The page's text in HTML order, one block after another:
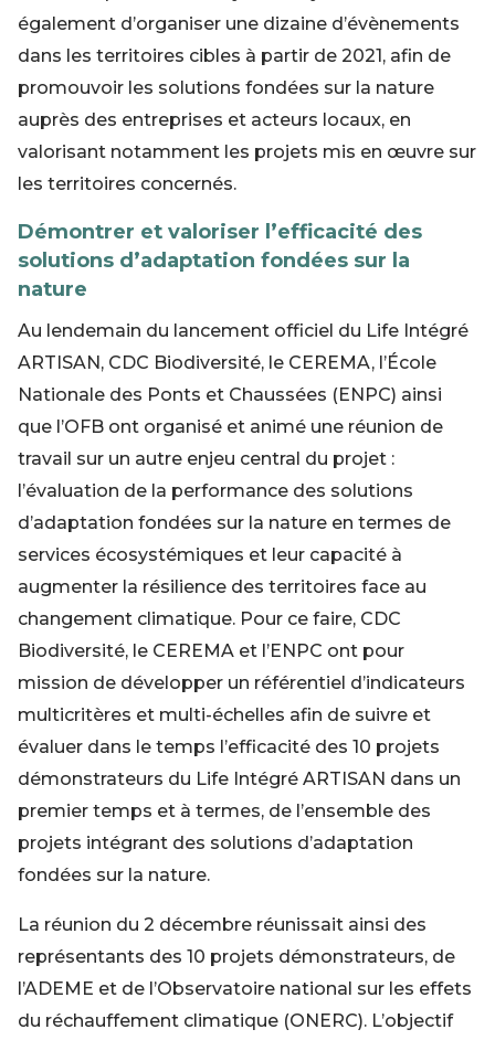
également d’organiser une dizaine d’évènements
dans les territoires cibles à partir de 2021, afin de
promouvoir les solutions fondées sur la nature
auprès des entreprises et acteurs locaux, en
valorisant notamment les projets mis en œuvre sur
les territoires concernés.
Démontrer et valoriser l’efficacité des
solutions d’adaptation fondées sur la
nature
Au lendemain du lancement officiel du Life Intégré
ARTISAN, CDC Biodiversité, le CEREMA, l’École
Nationale des Ponts et Chaussées (ENPC) ainsi
que l’OFB ont organisé et animé une réunion de
travail sur un autre enjeu central du projet :
l’évaluation de la performance des solutions
d’adaptation fondées sur la nature en termes de
services écosystémiques et leur capacité à
augmenter la résilience des territoires face au
changement climatique. Pour ce faire, CDC
Biodiversité, le CEREMA et l’ENPC ont pour
mission de développer un référentiel d’indicateurs
multicritères et multi-échelles afin de suivre et
évaluer dans le temps l’efficacité des 10 projets
démonstrateurs du Life Intégré ARTISAN dans un
premier temps et à termes, de l’ensemble des
projets intégrant des solutions d’adaptation
fondées sur la nature.
La réunion du 2 décembre réunissait ainsi des
représentants des 10 projets démonstrateurs, de
l’ADEME et de l’Observatoire national sur les effets
du réchauffement climatique (ONERC). L’objectif